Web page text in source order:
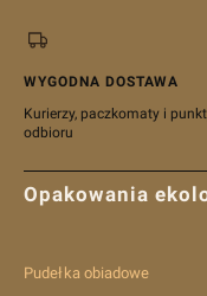
WYGODNA DOSTAWA
Kurierzy, paczkomaty i
odbioru
Linki w stopce
Opakowania
Pudełka obiadowe